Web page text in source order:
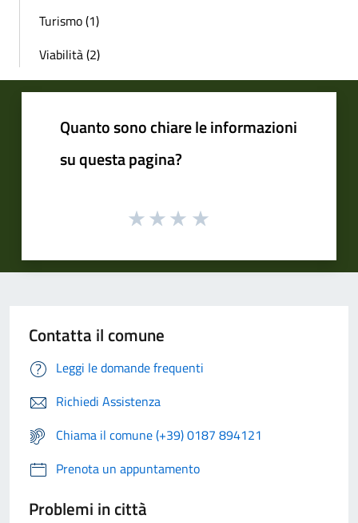
Turismo (1)
Viabilità (2)
Quanto sono chiare le informazioni
su questa pagina?
Contatta il comune
Leggi le domande frequenti
Richiedi Assistenza
Chiama il comune (+39) 0187 894121
Prenota un appuntamento
Problemi in città